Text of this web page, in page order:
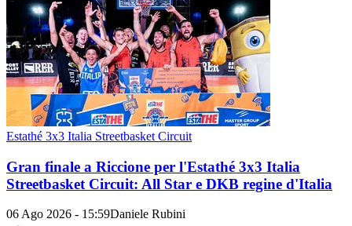
Estathé 3x3 Italia Streetbasket Circuit
Gran finale a Riccione per l'Estathé 3x3 Italia
Streetbasket Circuit: All Star e DKB regine d'Italia
06 Ago 2026 - 15:59Daniele Rubini